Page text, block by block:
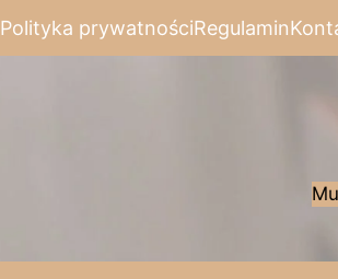
Polityka prywatnościRegulamin